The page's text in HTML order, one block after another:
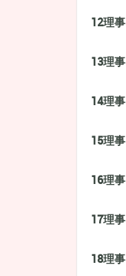
12理事
13理事
14理事
15理事
16理事
17理事
18理事